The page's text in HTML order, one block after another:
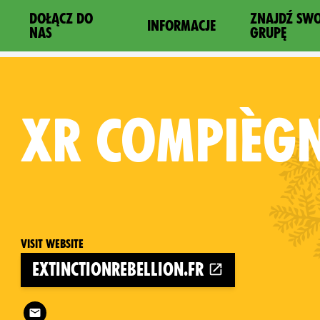
DOŁĄCZ DO
NAS
INFORMACJE
ZNAJDŹ
GRUPĘ
XR
Visit website
extinctionrebellion.fr
Follow XR Compiègne on